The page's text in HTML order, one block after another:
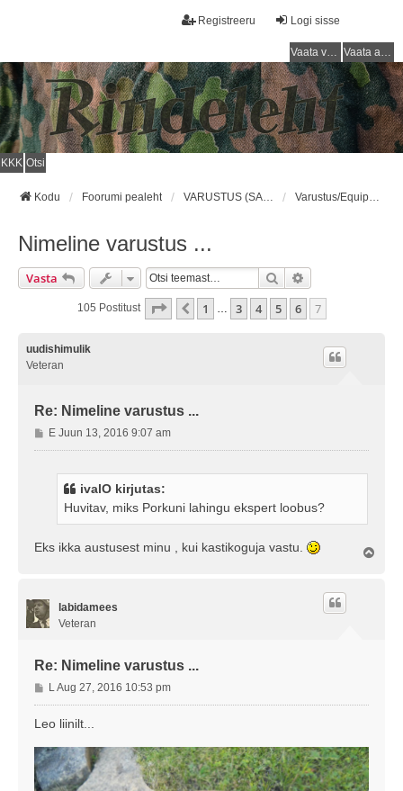
Logi sisse
Registreeru
Vaata vastamata teemasi Vaata aktiivseid teemasid
KKK Otsi
Kodu Foorumi pealeht VARUSTUS (SAKSA SÕJAVÄGI) / EQUIPMENT (GERMAN ARMY) Varustus/Equipment
Nimeline varustus ...
Vasta Otsi
105 Postitust 7 . Leht7 -st
Eelmine
1 … 3 4 5 6 7
uudishimulik
Veteran
Re: Nimeline varustus ...
P
o
s
E Juun 13, 2016 9:07 am
ivalO kirjutas:
Huvitav, miks Porkuni lahingu ekspert loobus?
Eks ikka austusest minu , kui kastikoguja vastu.
labidamees
Veteran
Re: Nimeline varustus ...
P
o
i
t
u
L Aug 27, 2016 10:53 pm
Leo liinilt...